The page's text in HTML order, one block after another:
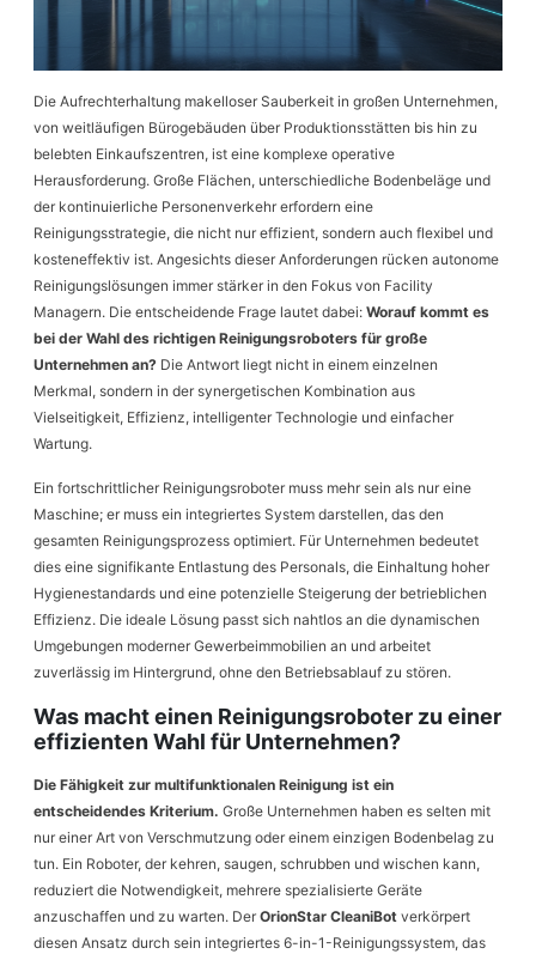
Die Aufrechterhaltung makelloser Sauberkeit in großen Unternehmen,
von weitläufigen Bürogebäuden über Produktionsstätten bis hin zu
belebten Einkaufszentren, ist eine komplexe operative
Herausforderung. Große Flächen, unterschiedliche Bodenbeläge und
der kontinuierliche Personenverkehr erfordern eine
Reinigungsstrategie, die nicht nur effizient, sondern auch flexibel und
kosteneffektiv ist. Angesichts dieser Anforderungen rücken autonome
Reinigungslösungen immer stärker in den Fokus von Facility
Managern. Die entscheidende Frage lautet dabei:Worauf kommt es
bei der Wahl des richtigen Reinigungsroboters für große
Unternehmen an? Die Antwort liegt nicht in einem einzelnen
Merkmal, sondern in der synergetischen Kombination aus
Vielseitigkeit, Effizienz, intelligenter Technologie und einfacher
Wartung.
Ein fortschrittlicher Reinigungsroboter muss mehr sein als nur eine
Maschine; er muss ein integriertes System darstellen, das den
gesamten Reinigungsprozess optimiert. Für Unternehmen bedeutet
dies eine signifikante Entlastung des Personals, die Einhaltung hoher
Hygienestandards und eine potenzielle Steigerung der betrieblichen
Effizienz. Die ideale Lösung passt sich nahtlos an die dynamischen
Umgebungen moderner Gewerbeimmobilien an und arbeitet
zuverlässig im Hintergrund, ohne den Betriebsablauf zu stören.
Was macht einen Reinigungsroboter zu einer
effizienten Wahl für Unternehmen?
Die Fähigkeit zur multifunktionalen Reinigung ist ein
entscheidendes Kriterium. Große Unternehmen haben es selten mit
nur einer Art von Verschmutzung oder einem einzigen Bodenbelag zu
tun. Ein Roboter, der kehren, saugen, schrubben und wischen kann,
reduziert die Notwendigkeit, mehrere spezialisierte Geräte
anzuschaffen und zu warten. DerOrionStar CleaniBot verkörpert
diesen Ansatz durch sein integriertes 6-in-1-Reinigungssystem, das